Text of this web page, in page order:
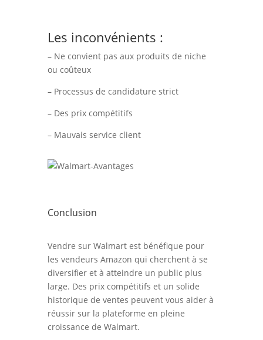
Les inconvénients :
– Ne convient pas aux produits de niche
ou coûteux
– Processus de candidature strict
– Des prix compétitifs
– Mauvais service client
Conclusion
Vendre sur Walmart est bénéfique pour
les vendeurs Amazon qui cherchent à se
diversifier et à atteindre un public plus
large. Des prix compétitifs et un solide
historique de ventes peuvent vous aider à
réussir sur la plateforme en pleine
croissance de Walmart.